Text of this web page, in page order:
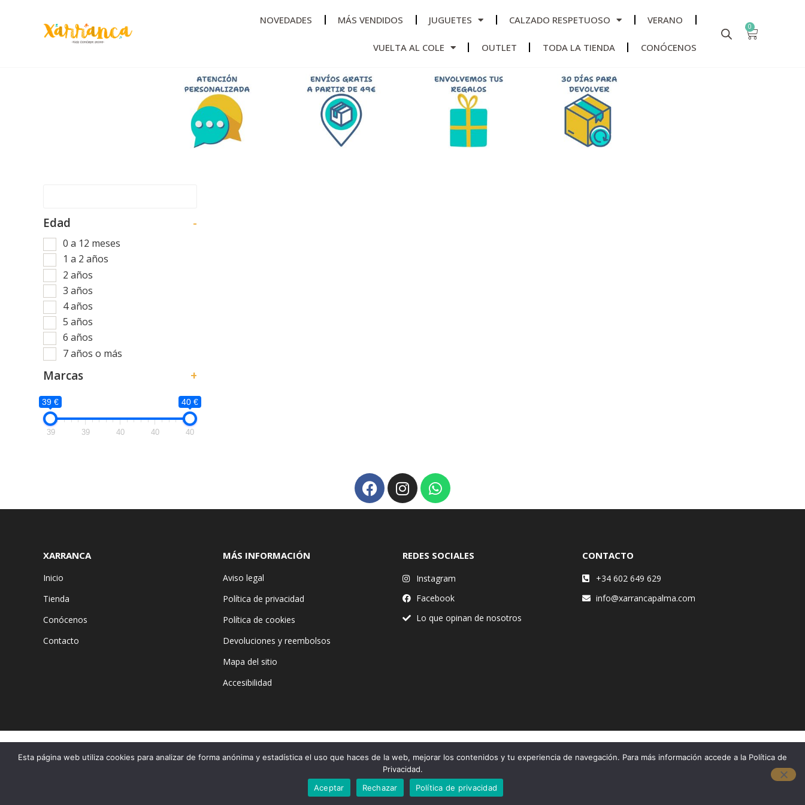
NOVEDADES MÁS VENDIDOS JUGUETES CALZADO RESPETUOSO VERANO
VUELTA AL COLE OUTLET TODA LA TIENDA CONÓCENOS
0
Edad -
0 a 12 meses
1 a 2 años
2 años
3 años
4 años
5 años
6 años
7 años o más
Marcas +
39 € 40 €
39 39 40 40 40
XARRANCA
Inicio
Tienda
Conócenos
Contacto
MÁS INFORMACIÓN
Aviso legal
Política de privacidad
Política de cookies
Devoluciones y reembolsos
Mapa del sitio
Accesibilidad
REDES SOCIALES
Instagram
Facebook
Lo que opinan de nosotros
CONTACTO
+34 602 649 629
info@xarrancapalma.com
Financiado por la Unión Europea – NextGenerationEU
Esta página web utiliza cookies para analizar de forma anónima y estadística el uso que haces de la web, mejorar los contenidos y tu experiencia de navegación. Para más información accede a la Política de
Privacidad.
Aceptar
Rechazar Política de privacidad